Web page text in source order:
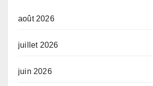
août 2026
juillet 2026
juin 2026